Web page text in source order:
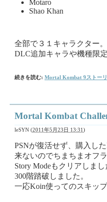
Motaro
Shao Khan
全部で３１キャラクター。
DLC追加キャラや機種限
続きを読む: Mortal Kombat 9ストー
Mortal Kombat
leSYN (2011年5月23日 13:31)
PSNが復活せず、購入し
来ないのでちまちまオフ
Story Modeもクリアしま
300階踏破しました。
一応Koin使ってのスキップ